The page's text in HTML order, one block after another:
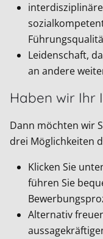
Leidenschaft,
an andere
Haben wir Ihr
Dann möchten wir
drei Möglichkeiten
Klicken Sie
führen Sie
Alternativ